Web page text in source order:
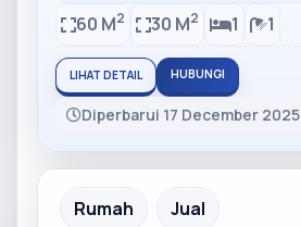
60 M2 30 M2 1 1
LIHAT DETAIL HUBUNGI
Diperbarui 17 December 2025
Partner Ad
Rumah Jual